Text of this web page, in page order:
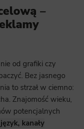
–
od grafiki czy
Bez jasnego
to strzał w ciemno:
Znajomość wieku,
potencjalnych
kanały